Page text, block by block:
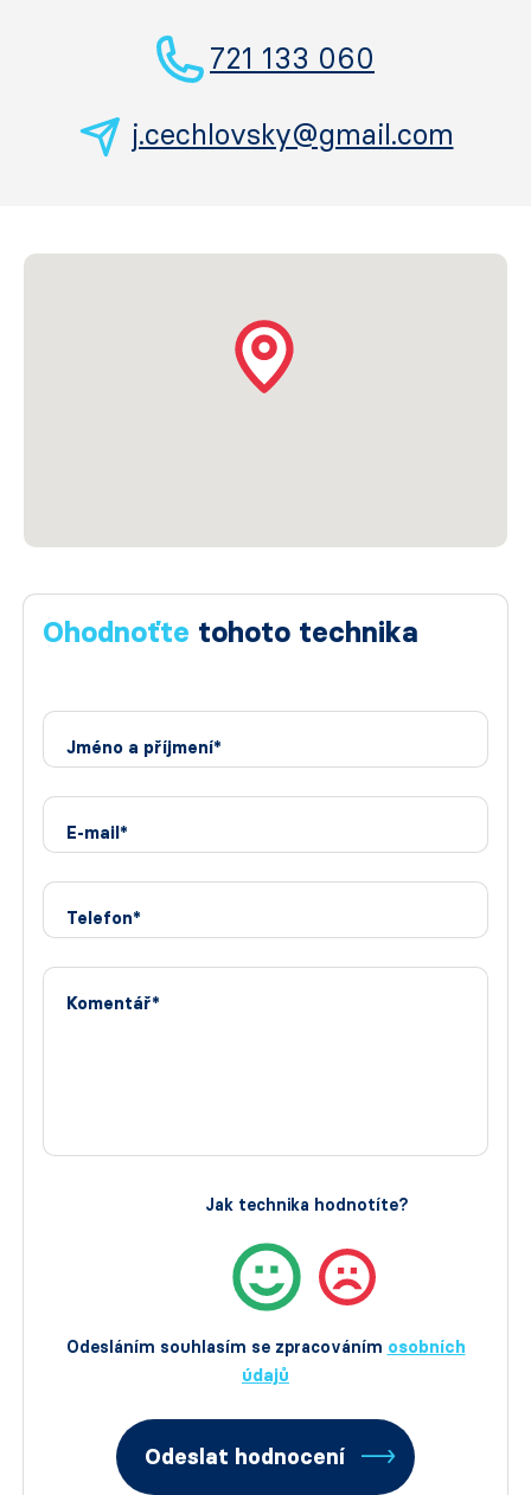
721 133 060
j.cechlovsky@gmail.com
Ohodnoťte tohoto technika
Jméno a příjmení*
E-mail*
Telefon*
Komentář*
Odesláním souhlasím se zpracováním osobních
údajů
Jak technika hodnotíte?
Odeslat hodnocení